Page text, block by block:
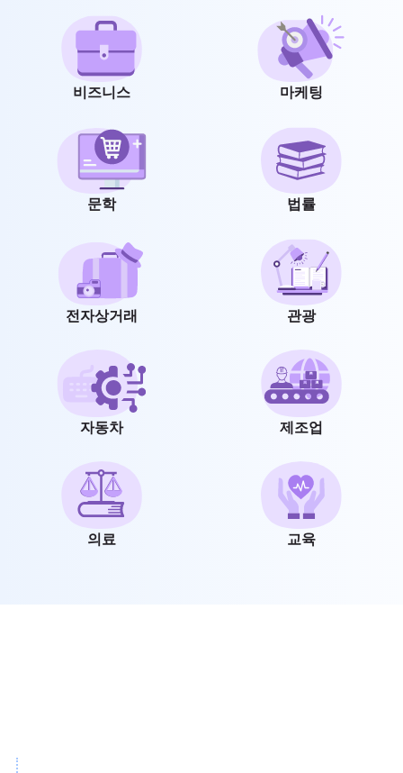
비즈니스 마케팅
문학 법률
전자상거래 관광
자동차 제조업
의료 교육